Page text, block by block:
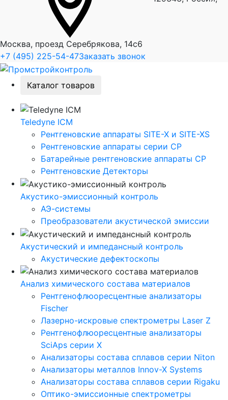
Москва, проезд Серебрякова, 14с6
+7 (495) 225-54-47Заказать звонок
Каталог товаров
Teledyne ICM
Рентгеновские аппараты SITE-X и SITE-XS
Рентгеновские аппараты серии CP
Батарейные рентгеновские аппараты CP
Рентгеновские Детекторы
Акустико-эмисcионный контроль
АЭ-системы
Преобразователи акустической эмиссии
Акустический и импедансный контроль
Акустические дефектоскопы
Анализ химического состава материалов
Рентгенофлюоресцентные анализаторы
Fischer
Лазерно-искровые спектрометры Laser Z
Рентгенофлюоресцентные анализаторы
SciAps серии Х
Анализаторы состава сплавов серии Niton
Анализаторы металлов Innov-X Systems
Анализаторы состава сплавов серии Rigaku
Оптико-эмиссионные спектрометры